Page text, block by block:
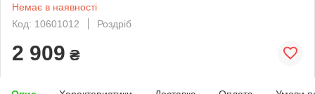
Немає в наявності
Код: 10601012
Роздріб
2 909 ₴